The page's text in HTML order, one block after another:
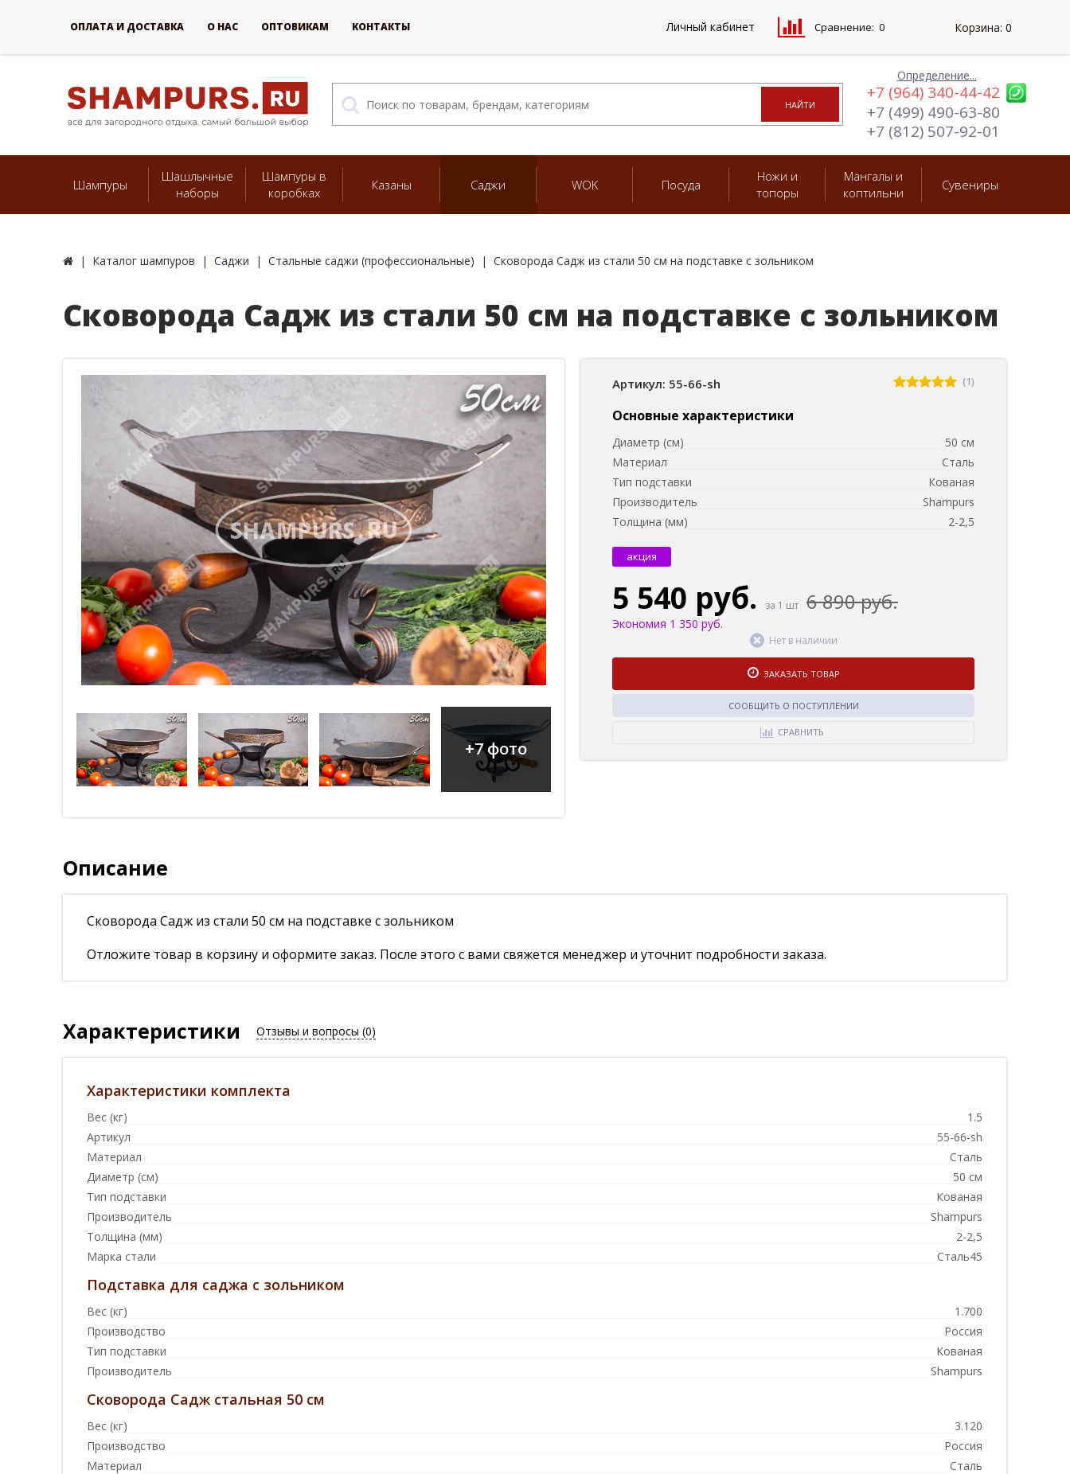
Определение...
+7 (964) 340-44-42
+7 (499) 490-63-80
+7 (812) 507-92-01
Шампуры
Шашлычные
наборы
Шампуры в
коробках
Казаны Саджи WOK Посуда
Ножи и
топоры
Мангалы и
коптильни
Сувениры
Каталог шампуров Саджи Стальные саджи (профессиональные) Сковорода Садж из стали 50 см на подставке с зольником
Сковорода Садж из стали 50 см на подставке с зольником
+7 фото
Артикул: 55-66-sh (1)
Основные характеристики
Диаметр (см)
50 см
Материал
Сталь
Тип подставки
Кованая
Производитель
Shampurs
Толщина (мм)
2-2,5
акция
5 540 руб. за 1 шт 6 890 руб.
Экономия 1 350 руб.
Нет в наличии
ЗАКАЗАТЬ ТОВАР
СООБЩИТЬ О ПОСТУПЛЕНИИ
СРАВНИТЬ
Описание
Сковорода Садж из стали 50 см на подставке с зольником
Отложите товар в корзину и оформите заказ. После этого с вами свяжется менеджер и уточнит подробности заказа.
Характеристики Отзывы и вопросы (0)
Характеристики комплекта
Вес (кг)
1.5
Артикул
55-66-sh
Материал
Сталь
Диаметр (см)
50 см
Тип подставки
Кованая
Производитель
Shampurs
Толщина (мм)
2-2,5
Марка стали
Сталь45
Подставка для саджа с зольником
Вес (кг)
1.700
Производство
Россия
Тип подставки
Кованая
Производитель
Shampurs
Сковорода Садж стальная 50 см
Вес (кг)
3.120
Производство
Россия
Материал
Сталь
ОПЛАТА И ДОСТАВКА О НАС ОПТОВИКАМ КОНТАКТЫ Личный кабинет Сравнение: 0 Корзина: 0